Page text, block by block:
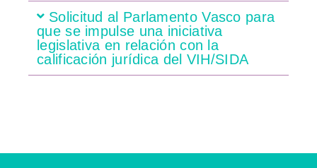
Solicitud al Parlamento Vasco para
que se impulse una iniciativa
legislativa en relación con la
calificación jurídica del VIH/SIDA